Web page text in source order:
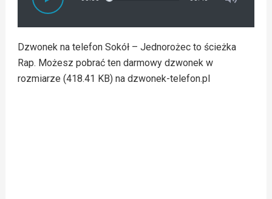
Dzwonek na telefon Sokół – Jednorożec to ścieżka
Rap. Możesz pobrać ten darmowy dzwonek w
rozmiarze (418.41 KB) na dzwonek-telefon.pl